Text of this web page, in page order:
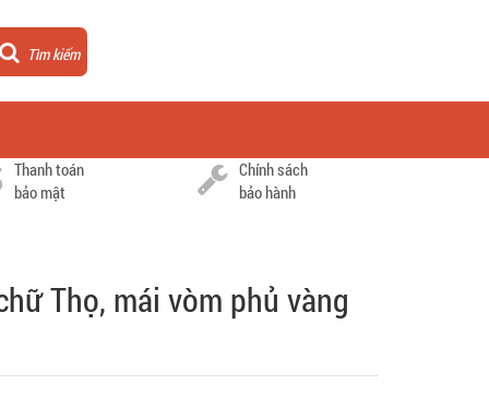
Tìm kiếm
Thanh toán
bảo mật
Chính sách
bảo hành
Thọ, mái vòm phủ vàng